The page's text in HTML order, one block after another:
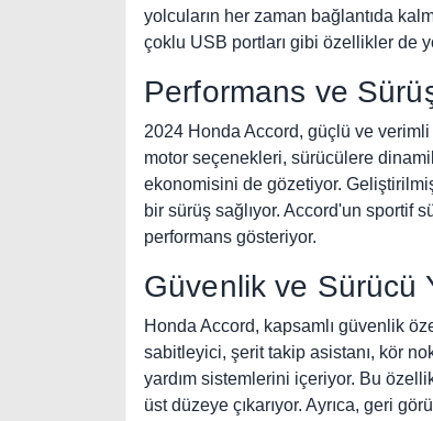
yolcuların her zaman bağlantıda
çoklu USB portları gibi özellikler de
Performans ve
2024 Honda Accord, güçlü ve
motor seçenekleri, sürücülere
ekonomisini de gözetiyor.
bir sürüş sağlıyor. Accord'un sportif
performans gösteriyor.
Güvenlik ve Sürücü
Honda Accord, kapsamlı güvenlik
sabitleyici, şerit takip asistanı, kör
yardım sistemlerini içeriyor. Bu
üst düzeye çıkarıyor. Ayrıca, geri